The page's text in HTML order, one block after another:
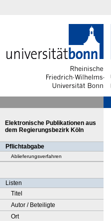
Elektronische Publikationen aus
dem Regierungsbezirk Köln
Pflichtabgabe
Ablieferungsverfahren
Listen
Titel
Autor / Beteiligte
Ort